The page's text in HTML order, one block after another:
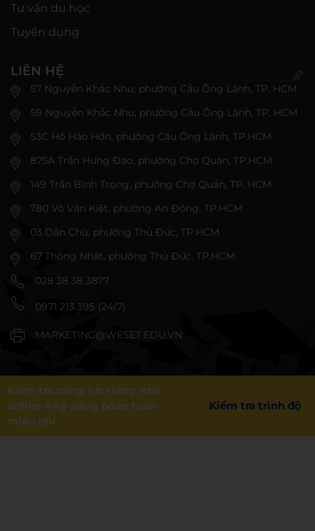
Tư vấn du học
Tuyển dụng
LIÊN HỆ
57 Nguyễn Khắc Nhu, phường Cầu Ông Lãnh, TP. HCM
59 Nguyễn Khắc Nhu, phường Cầu Ông Lãnh, TP. HCM
53C Hồ Hảo Hớn, phường Cầu Ông Lãnh, TP.HCM
875A Trần Hưng Đạo, phường Chợ Quán, TP.HCM
149 Trần Bình Trọng, phường Chợ Quán, TP. HCM
780 Võ Văn Kiệt, phường An Đông, TP.HCM
03 Dân Chủ, phường Thủ Đức, TP.HCM
67 Thống Nhất, phường Thủ Đức, TP.HCM
028 38 38 3877
0971 213 395 (24/7)
MARKETING@WESET.EDU.VN
Kiểm tra năng lực tiếng Anh
online 4 kỹ năng hoàn toàn
miễn phí
Kiểm tra trình độ